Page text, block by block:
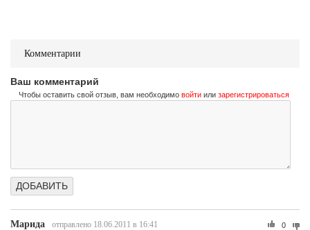
Комментарии
Ваш комментарий
Чтобы оставить свой отзыв, вам необходимо войти или зарегистрироваться
Марида отправлено 18.06.2011 в 16:41 0